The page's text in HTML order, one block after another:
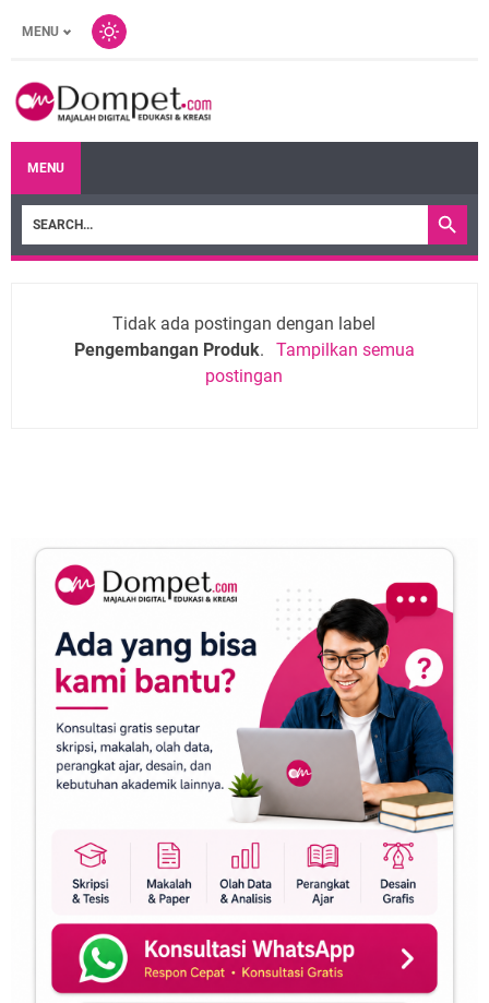
MENU
MENU
Tidak ada postingan dengan label
Pengembangan Produk.
Tampilkan semua
postingan